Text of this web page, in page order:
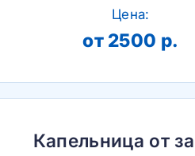
Цена:
от 2500 р.
Капельница от